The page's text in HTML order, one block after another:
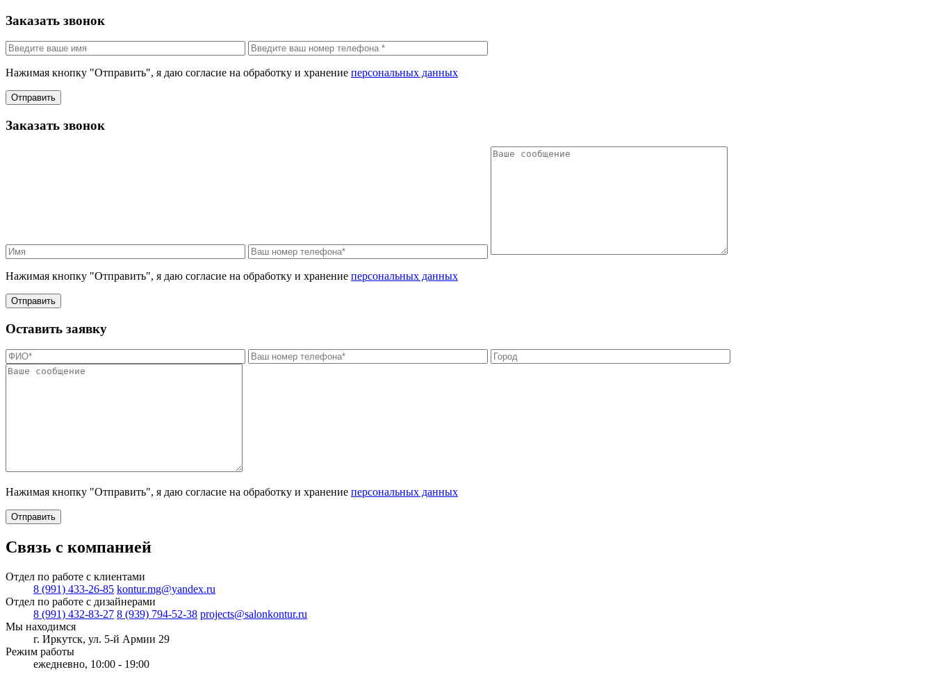
Заказать звонок
Нажимая кнопку "Отправить", я даю согласие на обработку и хранение персональных данных
Отправить
Заказать звонок
Нажимая кнопку "Отправить", я даю согласие на обработку и хранение персональных данных
Отправить
Оставить заявку
Нажимая кнопку "Отправить", я даю согласие на обработку и хранение персональных данных
Отправить
Связь с компанией
Отдел по работе с клиентами
8 (991) 433-26-85 kontur.mg@yandex.ru
Отдел по работе с дизайнерами
8 (991) 432-83-27 8 (939) 794-52-38 projects@salonkontur.ru
Мы находимся
г. Иркутск, ул. 5-й Армии 29
Режим работы
ежедневно, 10:00 - 19:00